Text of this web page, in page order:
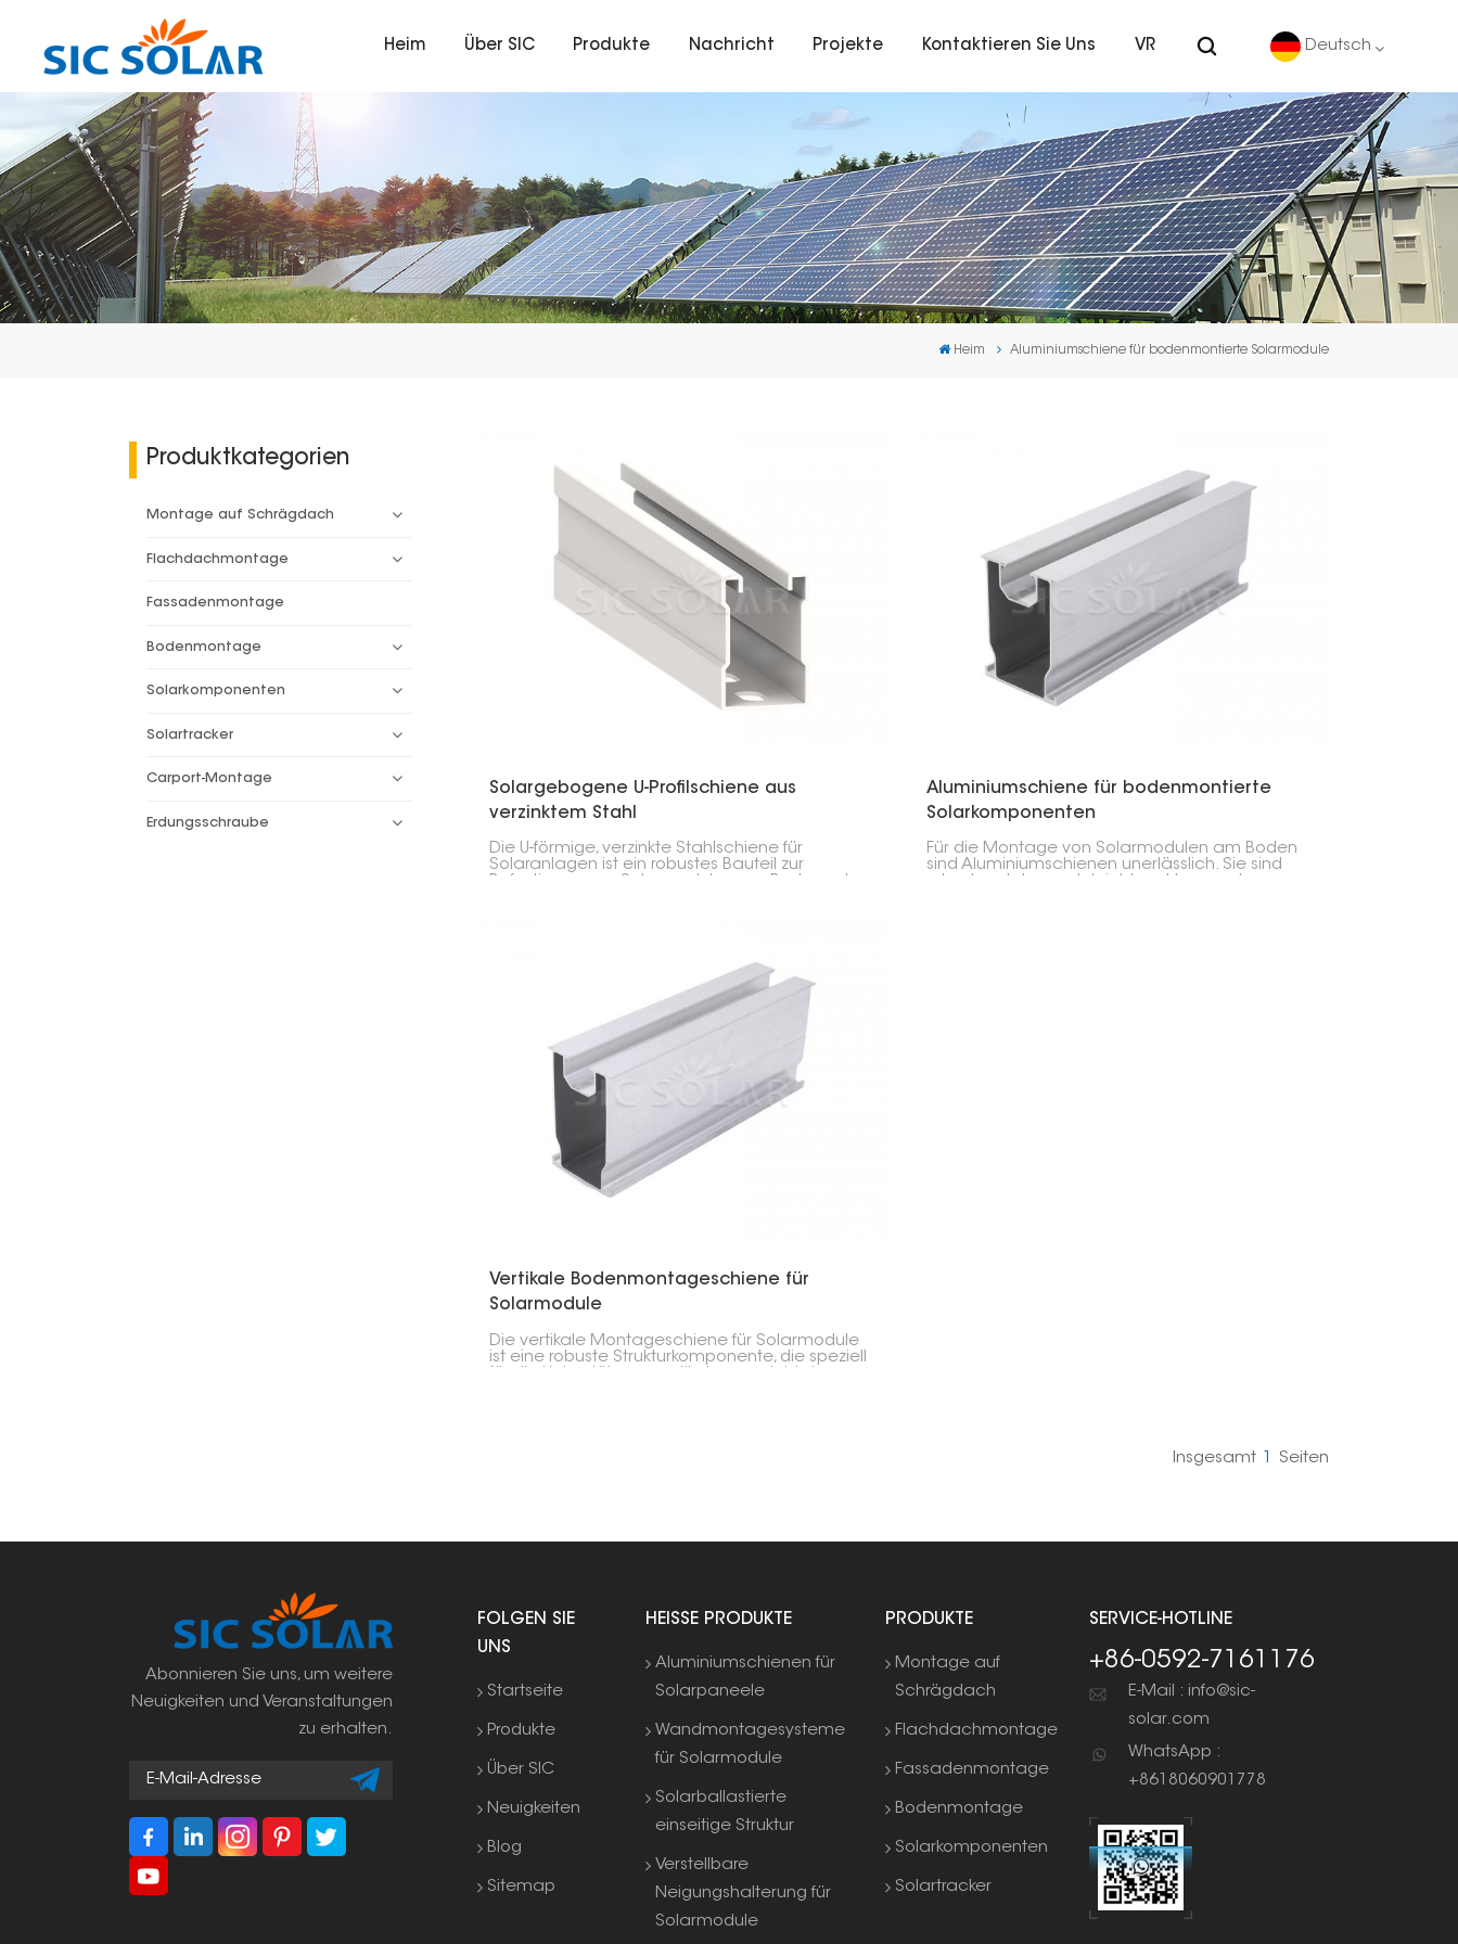
Heim Über SIC Produkte Nachricht Projekte Kontaktieren Sie Uns VR Deutsch
English
Deutsch
español
português
Heim Aluminiumschiene für bodenmontierte Solarmodule
Produktkategorien
Montage auf Schrägdach
Flachdachmontage
Fassadenmontage
Bodenmontage
Solarkomponenten
Solartracker
Carport-Montage
Erdungsschraube
Solargebogene U-Profilschiene aus
verzinktem Stahl
Die U-förmige, verzinkte Stahlschiene für
Solaranlagen ist ein robustes Bauteil zur
Aluminiumschiene für bodenmontierte
Solarkomponenten
Für die Montage von Solarmodulen am Boden
sind Aluminiumschienen unerlässlich. Sie sind
Vertikale Bodenmontageschiene für
Solarmodule
Die vertikale Montageschiene für Solarmodule
ist eine robuste Strukturkomponente, die speziell
Insgesamt 1 Seiten
Abonnieren Sie uns, um weitere
Neuigkeiten und Veranstaltungen
zu erhalten.
FOLGEN SIE
UNS
Startseite
Produkte
Über SIC
Neuigkeiten
Blog
Sitemap
HEISSE PRODUKTE
Aluminiumschienen für
Solarpaneele
Wandmontagesysteme
für Solarmodule
Solarballastierte
einseitige Struktur
Verstellbare
Neigungshalterung für
Solarmodule
PRODUKTE
Montage auf
Schrägdach
Flachdachmontage
Fassadenmontage
Bodenmontage
Solarkomponenten
Solartracker
SERVICE-HOTLINE
+86-0592-7161176
E-Mail : info@sic-
solar.com
WhatsApp :
+8618060901778